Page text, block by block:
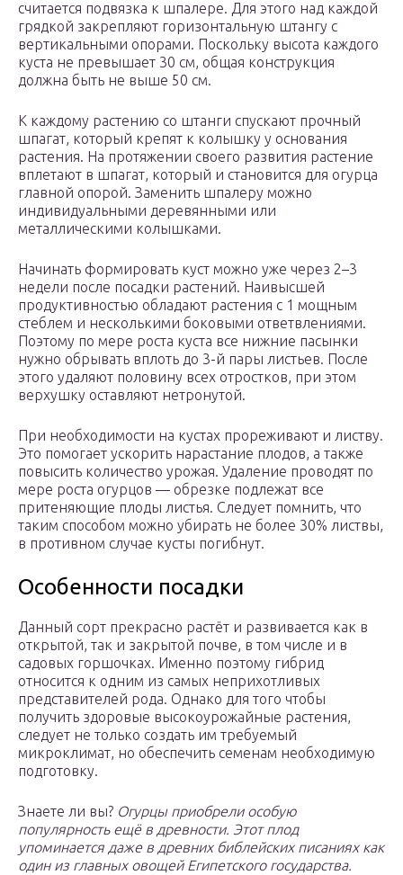
считается подвязка к шпалере. Для этого над каждой
грядкой закрепляют горизонтальную штангу с
вертикальными опорами. Поскольку высота каждого
куста не превышает 30 см, общая конструкция
должна быть не выше 50 см.
К каждому растению со штанги спускают прочный
шпагат, который крепят к колышку у основания
растения. На протяжении своего развития растение
вплетают в шпагат, который и становится для огурца
главной опорой. Заменить шпалеру можно
индивидуальными деревянными или
металлическими колышками.
Начинать формировать куст можно уже через 2–3
недели после посадки растений. Наивысшей
продуктивностью обладают растения с 1 мощным
стеблем и несколькими боковыми ответвлениями.
Поэтому по мере роста куста все нижние пасынки
нужно обрывать вплоть до 3-й пары листьев. После
этого удаляют половину всех отростков, при этом
верхушку оставляют нетронутой.
При необходимости на кустах прореживают и листву.
Это помогает ускорить нарастание плодов, а также
повысить количество урожая. Удаление проводят по
мере роста огурцов — обрезке подлежат все
притеняющие плоды листья. Следует помнить, что
таким способом можно убирать не более 30% листвы,
в противном случае кусты погибнут.
Особенности посадки
Данный сорт прекрасно растёт и развивается как в
открытой, так и закрытой почве, в том числе и в
садовых горшочках. Именно поэтому гибрид
относится к одним из самых неприхотливых
представителей рода. Однако для того чтобы
получить здоровые высокоурожайные растения,
следует не только создать им требуемый
микроклимат, но обеспечить семенам необходимую
подготовку.
Знаете ли вы? Огурцы приобрели особую
популярность ещё в древности. Этот плод
упоминается даже в древних библейских писаниях как
один из главных овощей Египетского государства.